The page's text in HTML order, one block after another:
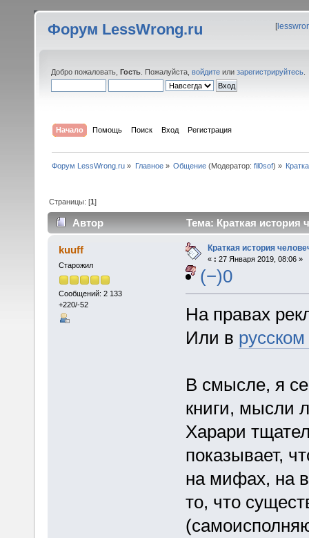
Форум LessWrong.ru [
Добро пожаловать, Гость . Пожалуйста, войдите или зарегистрируйтесь
Начало Помощь Поиск Вход Регистрация
Форум LessWrong.ru » Главное» Общение(Модератор: fil0sof) »
Страницы: [1]
Автор Тема: Краткая история
kuuff
Старожил
Сообщений: 2 133
+220/-52
Краткая история
« : 27 Января 2019, 08:06 »
(−)0
На правах
Или в
В смысле, я
книги, мысли
Харари
показывает,
на мифах, на
то, что